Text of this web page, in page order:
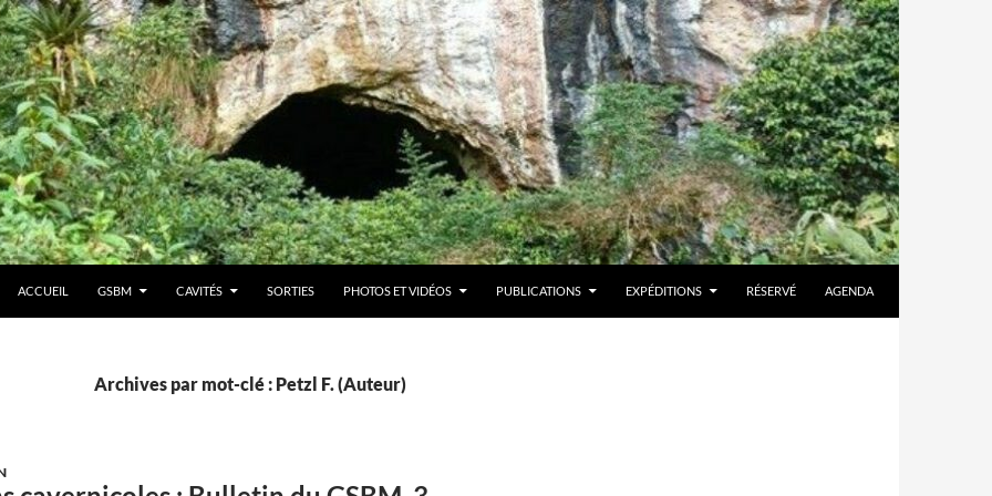
ACCUEIL GSBM CAVITÉS SORTIES PHOTOS ET VIDÉOS PUBLICATIONS EXPÉDITIONS RÉSERVÉ AGENDA
Archives par mot-clé : Petzl F. (Auteur)